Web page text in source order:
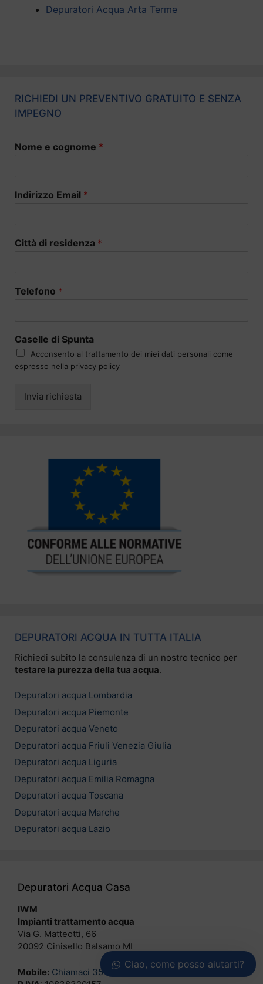
Depuratori Acqua Arta Terme
RICHIEDI UN PREVENTIVO GRATUITO E SENZA
IMPEGNO
Nome e cognome *
Indirizzo Email *
Città di residenza *
Telefono *
Caselle di Spunta
Acconsento al trattamento dei miei dati personali come
espresso nella privacy policy
Invia richiesta
DEPURATORI ACQUA IN TUTTA ITALIA
Richiedi subito la consulenza di un nostro tecnico per
testare la purezza della tua acqua.
Depuratori acqua Lombardia
Depuratori acqua Piemonte
Depuratori acqua Veneto
Depuratori acqua Friuli Venezia Giulia
Depuratori acqua Liguria
Depuratori acqua Emilia Romagna
Depuratori acqua Toscana
Depuratori acqua Marche
Depuratori acqua Lazio
Depuratori Acqua Casa
IWM
Impianti trattamento acqua
Via G. Matteotti, 66
20092 Cinisello Balsamo MI
Mobile: Chiamaci 3516762888
Ciao, come posso aiutarti?